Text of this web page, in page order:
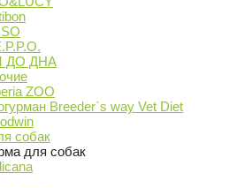
ДО ДНА
ZOO
Breeder`s way Vet Diet
собак
для собак